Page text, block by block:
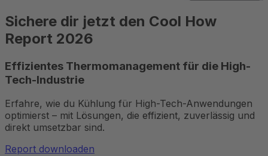
Sichere dir jetzt den Cool How
Report 2026
Effizientes Thermomanagement für die High-
Tech-Industrie
Erfahre, wie du Kühlung für High-Tech-Anwendungen
optimierst – mit Lösungen, die effizient, zuverlässig und
direkt umsetzbar sind.
Report downloaden